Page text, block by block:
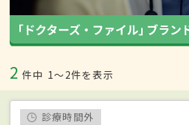
2 件中 1〜2件を表示
診療時間外